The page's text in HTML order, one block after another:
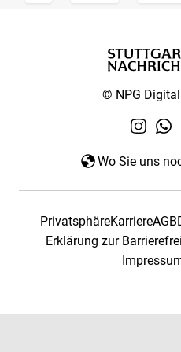
© NPG
Wo Sie uns
PrivatsphäreKarriereAGB
Erklärung zur